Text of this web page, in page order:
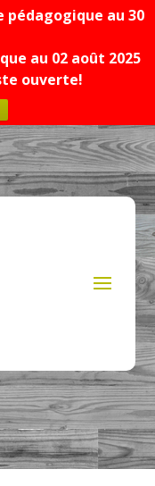
au 30
au 02 août 2025
ouverte!